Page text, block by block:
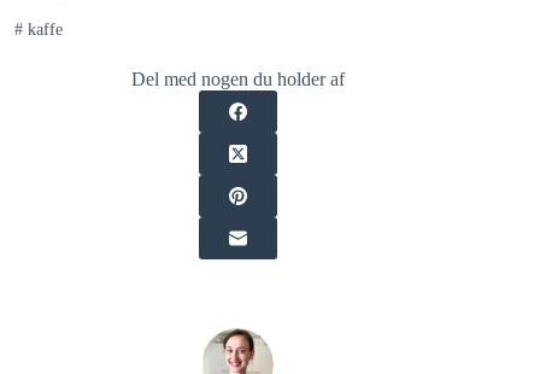
#kaffe
Del med nogen du holder af